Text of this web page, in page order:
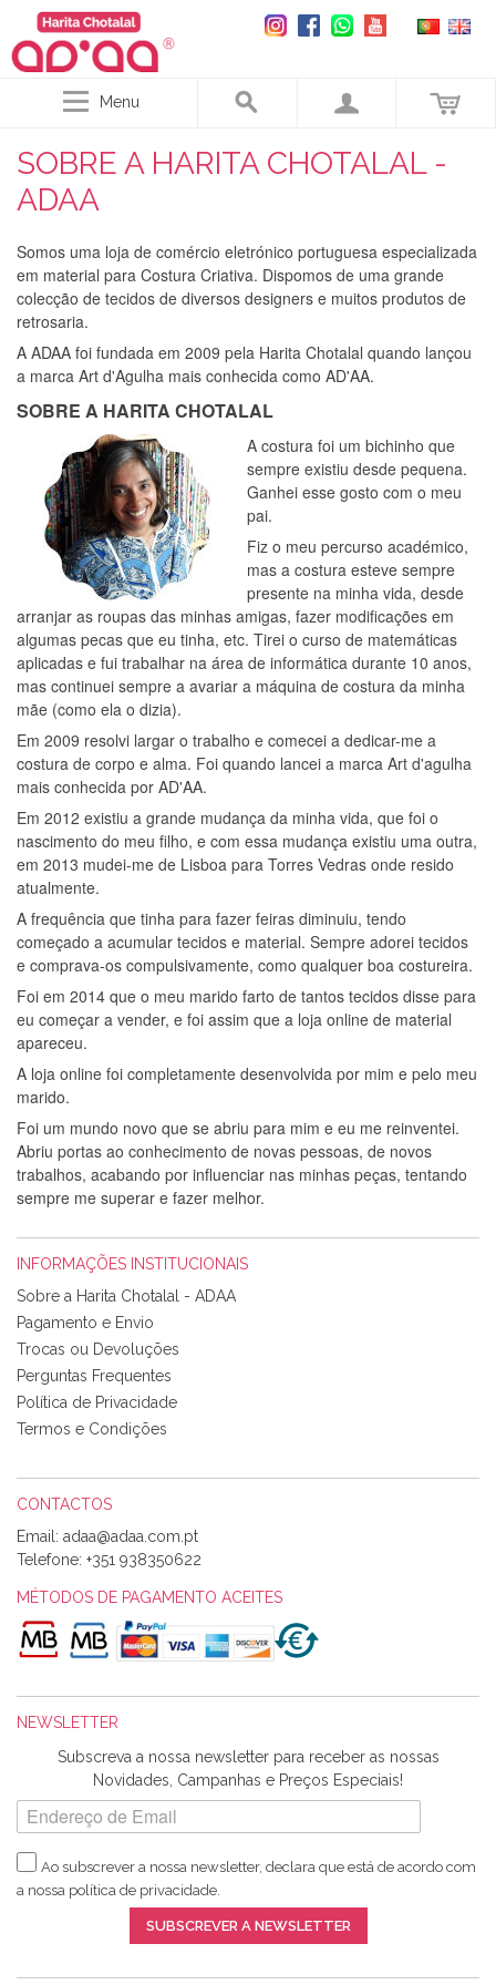
Menu
SOBRE A HARITA CHOTALAL -
ADAA
Somos uma loja de comércio eletrónico portuguesa especializada
em material para Costura Criativa. Dispomos de uma grande
colecção de tecidos de diversos designers e muitos produtos de
retrosaria.
A ADAA foi fundada em 2009 pela Harita Chotalal quando lançou
a marca Art d'Agulha mais conhecida como AD'AA.
SOBRE A HARITA CHOTALAL
A costura foi um bichinho que
sempre existiu desde pequena.
Ganhei esse gosto com o meu
pai.
Fiz o meu percurso académico,
mas a costura esteve sempre
presente na minha vida, desde
arranjar as roupas das minhas amigas, fazer modificações em
algumas pecas que eu tinha, etc. Tirei o curso de matemáticas
aplicadas e fui trabalhar na área de informática durante 10 anos,
mas continuei sempre a avariar a máquina de costura da minha
mãe (como ela o dizia).
Em 2009 resolvi largar o trabalho e comecei a dedicar-me a
costura de corpo e alma. Foi quando lancei a marca Art d'agulha
mais conhecida por AD'AA.
Em 2012 existiu a grande mudança da minha vida, que foi o
nascimento do meu filho, e com essa mudança existiu uma outra,
em 2013 mudei-me de Lisboa para Torres Vedras onde resido
atualmente.
A frequência que tinha para fazer feiras diminuiu, tendo
começado a acumular tecidos e material. Sempre adorei tecidos
e comprava-os compulsivamente, como qualquer boa costureira.
Foi em 2014 que o meu marido farto de tantos tecidos disse para
eu começar a vender, e foi assim que a loja online de material
apareceu.
A loja online foi completamente desenvolvida por mim e pelo meu
marido.
Foi um mundo novo que se abriu para mim e eu me reinventei.
Abriu portas ao conhecimento de novas pessoas, de novos
trabalhos, acabando por influenciar nas minhas peças, tentando
sempre me superar e fazer melhor.
INFORMAÇÕES INSTITUCIONAIS
Sobre a Harita Chotalal - ADAA
Pagamento e Envio
Trocas ou Devoluções
Perguntas Frequentes
Política de Privacidade
Termos e Condições
CONTACTOS
Email:
Telefone: +351 938350622
MÉTODOS DE PAGAMENTO ACEITES
NEWSLETTER
Subscreva a nossa newsletter para receber as nossas
Novidades, Campanhas e Preços Especiais!
Ao subscrever a nossa newsletter, declara que está de acordo com
a nossa política de privacidade
SUBSCREVER A NEWSLETTER